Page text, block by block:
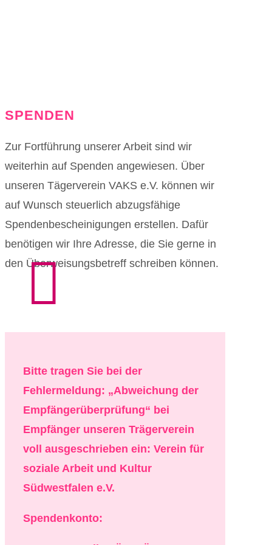
SPENDEN
Zur Fortführung unserer Arbeit sind wir
weiterhin auf Spenden angewiesen. Über
unseren Tägerverein VAKS e.V. können wir
auf Wunsch steuerlich abzugsfähige
Spendenbescheinigungen erstellen. Dafür
benötigen wir Ihre Adresse, die Sie gerne in
den Überweisungsbetreff schreiben können.

Bitte tragen Sie bei der
Fehlermeldung: „Abweichung der
Empfängerüberprüfung“ bei
Empfänger unseren Trägerverein
voll ausgeschrieben ein: Verein für
soziale Arbeit und Kultur
Südwestfalen e.V.
Spendenkonto: